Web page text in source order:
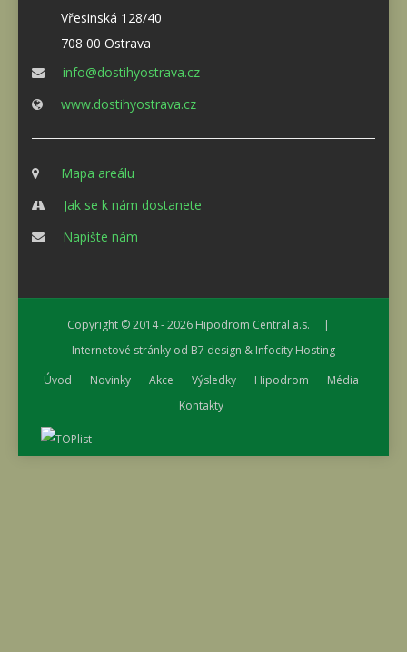
Vřesinská 128/40
708 00 Ostrava
info@dostihyostrava.cz
www.dostihyostrava.cz
Mapa areálu
Jak se k nám dostanete
Napište nám
Copyright © 2014 - 2026 Hipodrom Central a.s. |
Internetové stránky od B7 design & Infocity Hosting
Úvod
Novinky Akce Výsledky Hipodrom
Média
Kontakty